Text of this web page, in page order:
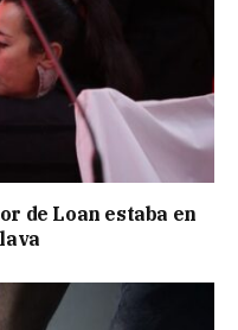
de Loan estaba en